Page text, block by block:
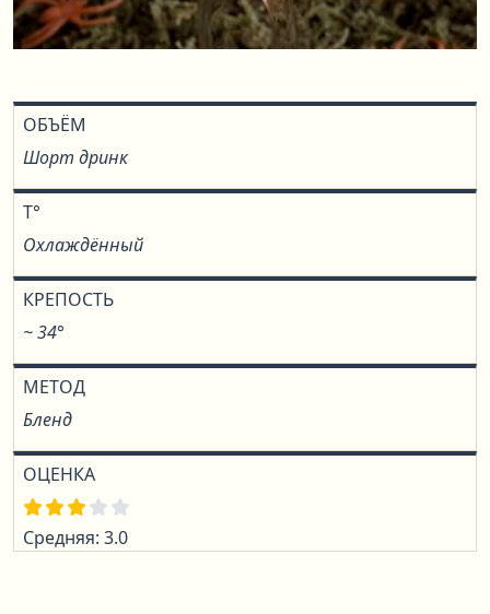
ОБЪЁМ
Шорт дринк
T°
Охлаждённый
КРЕПОСТЬ
~ 34°
МЕТОД
Бленд
ОЦЕНКА
Средняя: 3.0